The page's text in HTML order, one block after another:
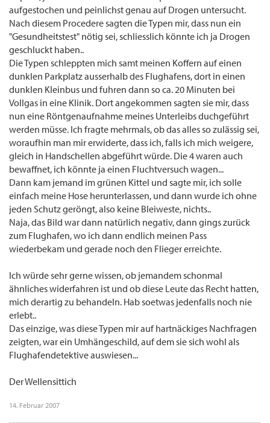
aufgestochen und peinlichst genau auf Drogen untersucht.
Nach diesem Procedere sagten die Typen mir, dass nun ein
"Gesundheitstest" nötig sei, schliesslich könnte ich ja Drogen
geschluckt haben..
Die Typen schleppten mich samt meinen Koffern auf einen
dunklen Parkplatz ausserhalb des Flughafens, dort in einen
dunklen Kleinbus und fuhren dann so ca. 20 Minuten bei
Vollgas in eine Klinik. Dort angekommen sagten sie mir, dass
nun eine Röntgenaufnahme meines Unterleibs duchgeführt
werden müsse. Ich fragte mehrmals, ob das alles so zulässig sei,
woraufhin man mir erwiderte, dass ich, falls ich mich weigere,
gleich in Handschellen abgeführt würde. Die 4 waren auch
bewaffnet, ich könnte ja einen Fluchtversuch wagen...
Dann kam jemand im grünen Kittel und sagte mir, ich solle
einfach meine Hose herunterlassen, und dann wurde ich ohne
jeden Schutz geröngt, also keine Bleiweste, nichts..
Naja, das Bild war dann natürlich negativ, dann gings zurück
zum Flughafen, wo ich dann endlich meinen Pass
wiederbekam und gerade noch den Flieger erreichte.
Ich würde sehr gerne wissen, ob jemandem schonmal
ähnliches widerfahren ist und ob diese Leute das Recht hatten,
mich derartig zu behandeln. Hab soetwas jedenfalls noch nie
erlebt..
Das einzige, was diese Typen mir auf hartnäckiges Nachfragen
zeigten, war ein Umhängeschild, auf dem sie sich wohl als
Flughafendetektive auswiesen...
Der Wellensittich
14. Februar 2007